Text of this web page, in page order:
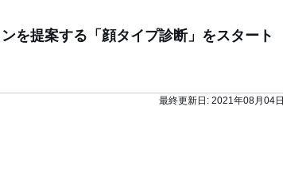
を提案する「顔タイプ診断」をスタート
最終更新日: 2021年08月04日